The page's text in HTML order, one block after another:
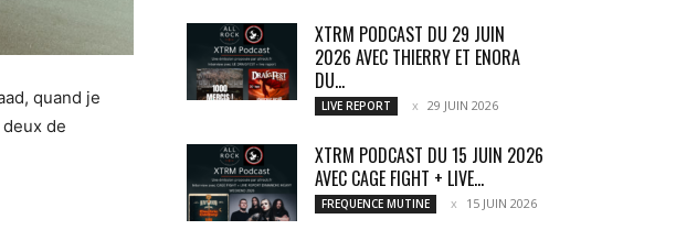
quand je
de
XTRM PODCAST DU 29 JUIN
2026 AVEC THIERRY ET ENORA
DU...
LIVE REPORT 29 JUIN 2026
XTRM PODCAST DU 15 JUIN 2026
AVEC CAGE FIGHT + LIVE...
FREQUENCE MUTINE 15 JUIN 2026